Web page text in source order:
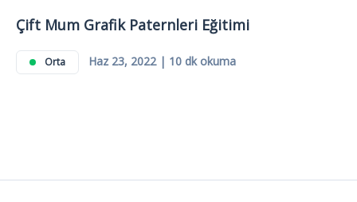
Çift Mum Grafik Paternleri Eğitimi
Orta Haz 23, 2022 | 10 dk okuma